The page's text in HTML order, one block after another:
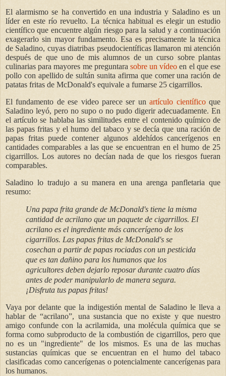
El alarmismo se ha convertido en una industria y Saladino es un
líder en este río revuelto. La técnica habitual es elegir un estudio
científico que encuentre algún riesgo para la salud y a continuación
exagerarlo sin mayor fundamento. Esa es precisamente la técnica
de Saladino, cuyas diatribas pseudocientíficas llamaron mi atención
después de que uno de mis alumnos de un curso sobre plantas
culinarias para mayores me preguntara sobre un vídeo en el que ese
pollo con apellido de sultán sunita afirma que comer una ración de
patatas fritas de McDonald's equivale a fumarse 25 cigarrillos.
El fundamento de ese video parece ser unartículo científicoque
Saladino leyó, pero no supo o no pudo digerir adecuadamente. En
el artículo se hablaba las similitudes entre el contenido químico de
las papas fritas y el humo del tabaco y se decía que una ración de
papas fritas puede contener algunos aldehídos cancerígenos en
cantidades comparables a las que se encuentran en el humo de 25
cigarrillos. Los autores no decían nada de que los riesgos fueran
comparables.
Saladino lo tradujo a su manera en una arenga panfletaria que
resumo:
Una papa frita grande de McDonald's tiene la misma
cantidad de acrilano que un paquete de cigarrillos. El
acrilano es el ingrediente más cancerígeno de los
cigarrillos. Las papas fritas de McDonald's se
cosechan a partir de papas rociadas con un pesticida
que es tan dañino para los humanos que los
agricultores deben dejarlo reposar durante cuatro días
antes de poder manipularlo de manera segura.
¡Disfruta tus papas fritas!
Vaya por delante que la indigestión mental de Saladino le lleva a
hablar de “acrilano”, una sustancia que no existe y que nuestro
amigo confunde con la acrilamida, una molécula química que se
forma como subproducto de la combustión de cigarrillos, pero que
no es un "ingrediente" de los mismos. Es una de las muchas
sustancias químicas que se encuentran en el humo del tabaco
clasificadas como cancerígenas o potencialmente cancerígenas para
los humanos.